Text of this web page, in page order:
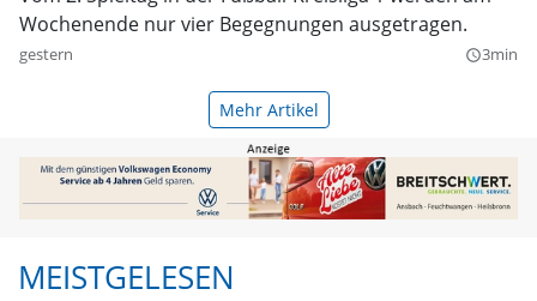
Wochenende nur vier Begegnungen ausgetragen.
gestern query_builder3min
Mehr Artikel
MEISTGELESEN